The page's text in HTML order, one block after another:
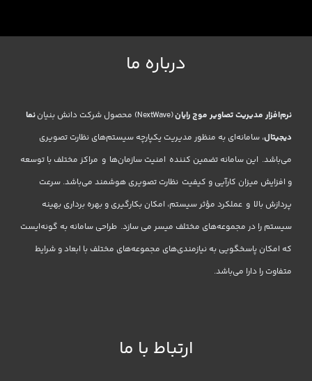
درباره ما
نرم‌افزار مدیریت تصاویر موج رایان(NextWave) محصول شرکت دانش بنیان
نما
دیجیتال، سامانه‌ای به منظور مدیریت یکپارچه سیستم‌های نظارت تصویری
می‌باشد. این سامانه تضمین کننده امنیت سازمان‌ها و مراکز مختلف با توسعه
و افزایش میزان کارآیی و کیفیت نظارت تصویری هوشمند می‌باشد. سرعت
پردازش بالا و عملکرد مؤثر سیستم، امکان بکارگیری و بهره برداری بهینه
سیستم را در مجموعه‌های مختلف میسر می سازد. طراحی سامانه به گونه‌ایست
که امکان پاسخگویی به نیازمندی‌های مجموعه‌های مختلف با ابعاد و شرایط
متفاوت را دارا می‌باشد.
ارتباط با ما